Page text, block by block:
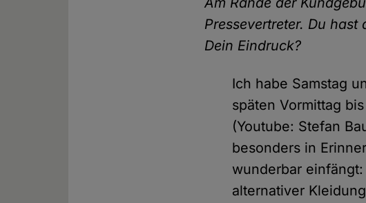
Pressevertreter. Du
Dein Eindruck?
Ich habe Samstag
späten Vormittag
(Youtube: Stefan
besonders in
wunderbar
alternativer